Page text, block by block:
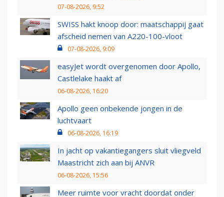
07-08-2026, 9:52
SWISS hakt knoop door: maatschappij gaat
afscheid nemen van A220-100-vloot
07-08-2026, 9:09
easyJet wordt overgenomen door Apollo,
Castlelake haakt af
06-08-2026, 16:20
Apollo geen onbekende jongen in de
luchtvaart
06-08-2026, 16:19
In jacht op vakantiegangers sluit vliegveld
Maastricht zich aan bij ANVR
06-08-2026, 15:56
Meer ruimte voor vracht doordat onder